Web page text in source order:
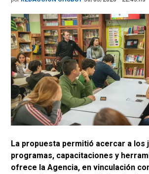
La propuesta permitió acercar a los
programas, capacitaciones y
ofrece la Agencia, en vinculación